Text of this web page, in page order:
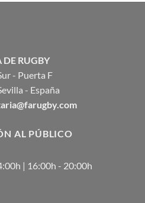
RUGBY
- Puerta F
- España
AL PÚBLICO
| 16:00h - 20:00h